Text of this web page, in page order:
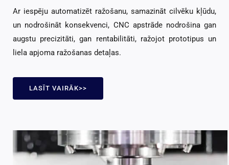
Ar iespēju automatizēt ražošanu, samazināt cilvēku kļūdu,
un nodrošināt konsekvenci, CNC apstrāde nodrošina gan
augstu precizitāti, gan rentabilitāti, ražojot prototipus un
liela apjoma ražošanas detaļas.
LASĪT VAIRĀK>>